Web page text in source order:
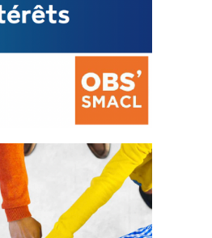
des conflits